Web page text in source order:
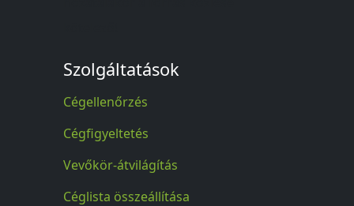
Szolgáltatások
Cégellenőrzés
Cégfigyeltetés
Vevőkör-átvilágítás
Céglista összeállítása